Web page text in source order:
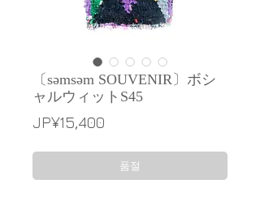
〔səmsəm SOUVENIR〕ボシ
ャルウィットS45
JP¥15,400
품절